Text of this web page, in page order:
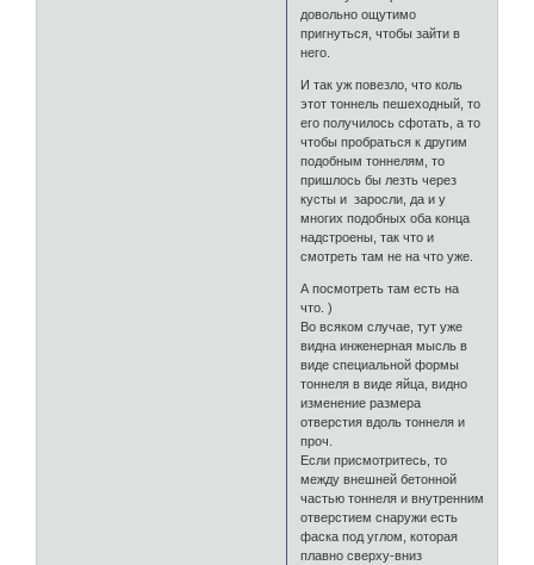
довольно ощутимо
пригнуться, чтобы зайти в
него.
И так уж повезло, что коль
этот тоннель пешеходный, то
его получилось сфотать, а то
чтобы пробраться к другим
подобным тоннелям, то
пришлось бы лезть через
кусты и заросли, да и у
многих подобных оба конца
надстроены, так что и
смотреть там не на что уже.
А посмотреть там есть на
что. )
Во всяком случае, тут уже
видна инженерная мысль в
виде специальной формы
тоннеля в виде яйца, видно
изменение размера
отверстия вдоль тоннеля и
проч.
Если присмотритесь, то
между внешней бетонной
частью тоннеля и внутренним
отверстием снаружи есть
фаска под углом, которая
плавно сверху-вниз